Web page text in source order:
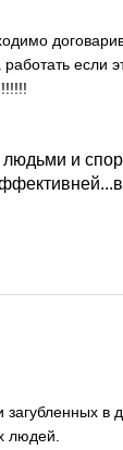
если
и
в
людей.